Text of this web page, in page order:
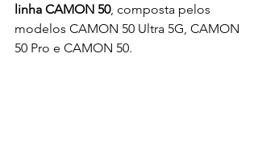
linha CAMON 50, composta pelos
modelos CAMON 50 Ultra 5G, CAMON
50 Pro e CAMON 50.